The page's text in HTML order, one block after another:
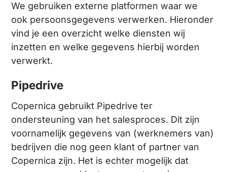
We gebruiken externe platformen waar we
ook persoonsgegevens verwerken. Hieronder
vind je een overzicht welke diensten wij
inzetten en welke gegevens hierbij worden
verwerkt.
Pipedrive
Copernica gebruikt Pipedrive ter
ondersteuning van het salesproces. Dit zijn
voornamelijk gegevens van (werknemers van)
bedrijven die nog geen klant of partner van
Copernica zijn. Het is echter mogelijk dat